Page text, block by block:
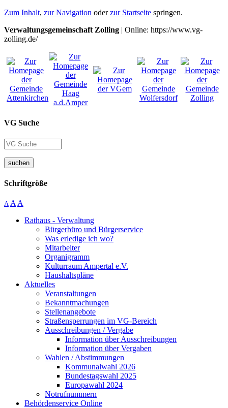
Zum Inhalt, zur Navigation oderzur Startseite springen.
Verwaltungsgemeinschaft Zolling | Online: https://www.vg-
zolling.de/
VG Suche
suchen
Schriftgröße
A A A
Rathaus - Verwaltung
Bürgerbüro und Bürgerservice
Was erledige ich wo?
Mitarbeiter
Organigramm
Kulturraum Ampertal e.V.
Haushaltspläne
Aktuelles
Veranstaltungen
Bekanntmachungen
Stellenangebote
Straßensperrungen im VG-Bereich
Ausschreibungen / Vergabe
Information über Ausschreibungen
Information über Vergaben
Wahlen / Abstimmungen
Kommunalwahl 2026
Bundestagswahl 2025
Europawahl 2024
Notrufnummern
Behördenservice Online